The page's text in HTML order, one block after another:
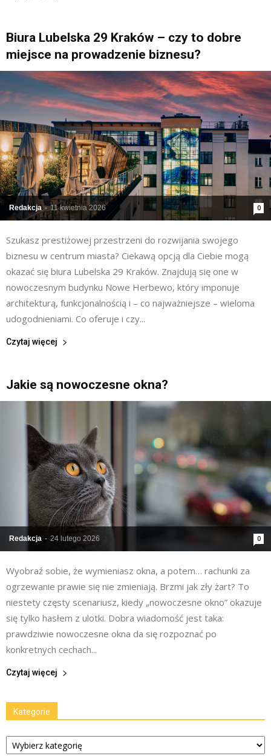
Biura Lubelska 29 Kraków – czy to dobre
miejsce na prowadzenie biznesu?
Redakcja - 11 kwietnia 2026 0
Szukasz prestiżowej przestrzeni do rozwijania swojego
biznesu w centrum miasta? Ciekawą opcją dla Ciebie mogą
okazać się biura Lubelska 29 Kraków. Znajdują się one w
nowoczesnym budynku Nowe Herbewo, który imponuje
architekturą, funkcjonalnością i – co najważniejsze – wieloma
udogodnieniami. Co oferuje i czy...
Czytaj więcej
Jakie są nowoczesne okna?
Redakcja - 24 lutego 2026 0
Wyobraź sobie, że wymieniasz okna, a potem… rachunki za
ogrzewanie prawie się nie zmieniają. Brzmi jak zły żart? To
niestety częsty scenariusz, kiedy „nowoczesne okno” okazuje
się tylko hasłem z ulotki. Dobra wiadomość jest taka:
prawdziwie nowoczesne okna da się rozpoznać po
konkretnych cechach...
Czytaj więcej
Kategorie
Kategorie